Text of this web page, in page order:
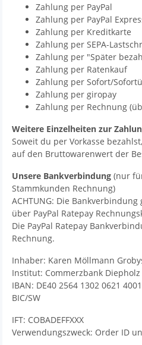
Zahlung per PayPal
Zahlung per PayPal
Zahlung per Kreditkarte
Zahlung per SEPA-
Zahlung per "Später
Zahlung per Ratenkauf
Zahlung per Sofort/
Zahlung per giropay
Zahlung per Rechnung
Weitere Einzelheiten zur
Soweit du per Vorkasse
auf den Bruttowarenwert der
Unsere Bankverbindung (nur
Stammkunden Rechnung)
ACHTUNG: Die
über PayPal Ratepay
Die PayPal Ratepay
Rechnung.
Inhaber: Karen Möllmann
Institut: Commerzbank Diepholz
IBAN: DE40 2564 1302 0621
BIC/SW
IFT: COBADEFFXXX
Verwendungszweck: Order ID